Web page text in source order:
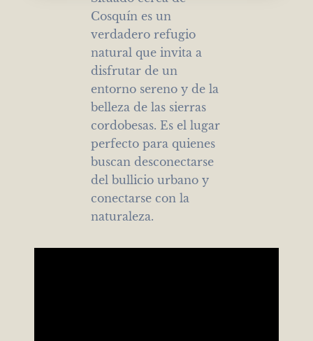
Cosquín es un
verdadero refugio
natural que invita a
disfrutar de un
entorno sereno y de la
belleza de las sierras
cordobesas. Es el lugar
perfecto para quienes
buscan desconectarse
del bullicio urbano y
conectarse con la
naturaleza.